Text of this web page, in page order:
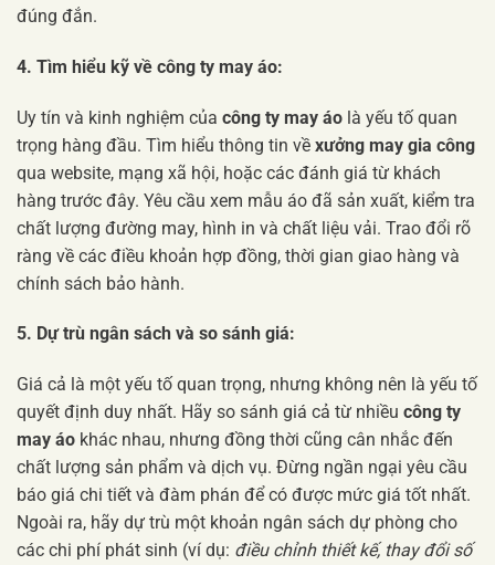
đúng đắn.
4. Tìm hiểu kỹ về công ty may áo:
Uy tín và kinh nghiệm của công ty may áo là yếu tố quan
trọng hàng đầu. Tìm hiểu thông tin về xưởng may gia công
qua website, mạng xã hội, hoặc các đánh giá từ khách
hàng trước đây. Yêu cầu xem mẫu áo đã sản xuất, kiểm tra
chất lượng đường may, hình in và chất liệu vải. Trao đổi rõ
ràng về các điều khoản hợp đồng, thời gian giao hàng và
chính sách bảo hành.
5. Dự trù ngân sách và so sánh giá:
Giá cả là một yếu tố quan trọng, nhưng không nên là yếu tố
quyết định duy nhất. Hãy so sánh giá cả từ nhiều công ty
may áo khác nhau, nhưng đồng thời cũng cân nhắc đến
chất lượng sản phẩm và dịch vụ. Đừng ngần ngại yêu cầu
báo giá chi tiết và đàm phán để có được mức giá tốt nhất.
Ngoài ra, hãy dự trù một khoản ngân sách dự phòng cho
các chi phí phát sinh (ví dụ: điều chỉnh thiết kế, thay đổi số